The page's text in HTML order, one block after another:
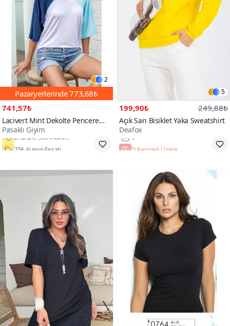
2
Pazaryerlerinde773,68₺
741,57₺
Lacivert Mint Dekolte Pencere
Detaylı Kısa Kollu Beyaz T-shirt
Pasaklı Giyim
5
199,90₺ 249,88₺
Açık Sarı Bisiklet Yaka Sweatshirt
Deafox